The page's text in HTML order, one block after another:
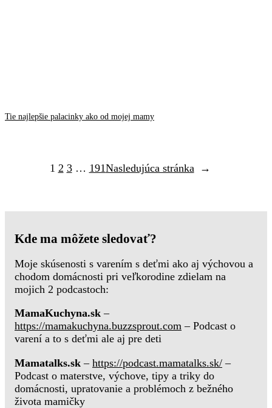
Tie najlepšie palacinky ako od mojej mamy
1 2 3 … 191Nasledujúca stránka →
Kde ma môžete sledovať?
Moje skúsenosti s varením s deťmi ako aj výchovou a
chodom domácnosti pri veľkorodine zdielam na
mojich 2 podcastoch:
MamaKuchyna.sk –
https://mamakuchyna.buzzsprout.com – Podcast o
varení a to s deťmi ale aj pre deti
Mamatalks.sk – https://podcast.mamatalks.sk/ –
Podcast o materstve, výchove, tipy a triky do
domácnosti, upratovanie a problémoch z bežného
života mamičky